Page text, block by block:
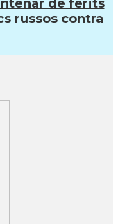
de ferits
russos contra